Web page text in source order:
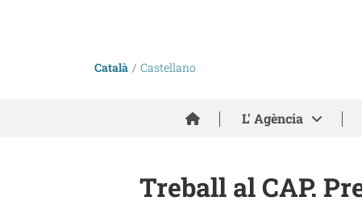
Català Castellano
Inici L' Agència
Treball al CAP.